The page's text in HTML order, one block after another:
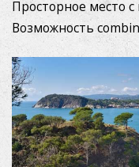
Просторное место
Возможность